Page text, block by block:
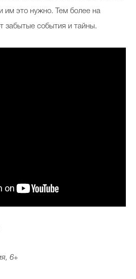
им это нужно. Тем более на
забытые события и тайны.
6+